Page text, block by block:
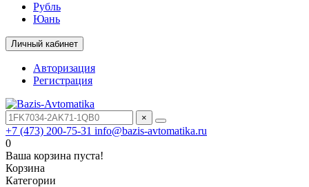
Рубль
Юань
Личный кабинет
Авторизация
Регистрация
×
+7 (473) 200-75-31 info@bazis-avtomatika.ru
0
Ваша корзина пуста!
Корзина
Категории